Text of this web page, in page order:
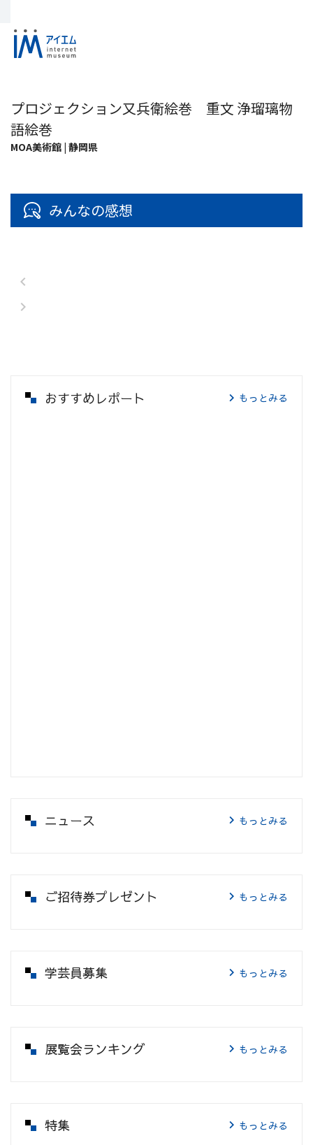
プロジェクション又兵衛絵巻 重文 浄瑠璃物
語絵巻
MOA美術館 | 静岡県
みんなの感想
おすすめレポート もっとみる
ニュース もっとみる
ご招待券プレゼント もっとみる
学芸員募集 もっとみる
展覧会ランキング もっとみる
特集 もっとみる